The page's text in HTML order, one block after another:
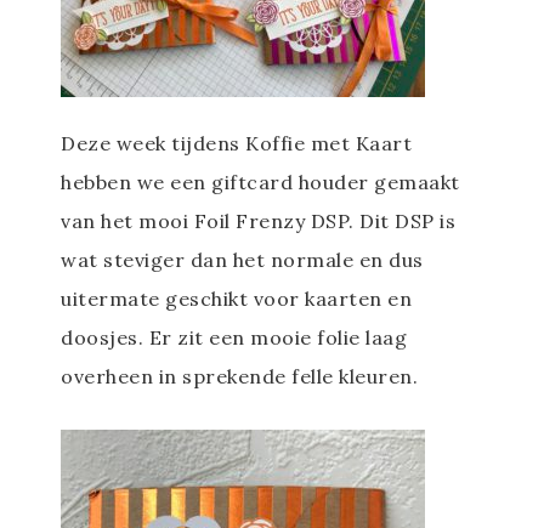
Deze week tijdens Koffie met Kaart
hebben we een giftcard houder gemaakt
van het mooi Foil Frenzy DSP. Dit DSP is
wat steviger dan het normale en dus
uitermate geschikt voor kaarten en
doosjes. Er zit een mooie folie laag
overheen in sprekende felle kleuren.